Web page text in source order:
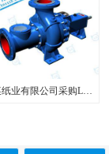
某纸业有限公司采购LXL型两相流无堵塞纸浆泵